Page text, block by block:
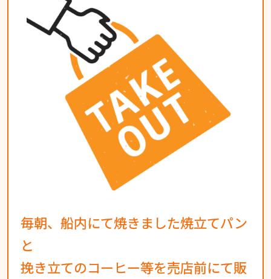
毎朝、船内にて焼きました焼立てパン
と
挽き立てのコーヒー等を売店前にて販